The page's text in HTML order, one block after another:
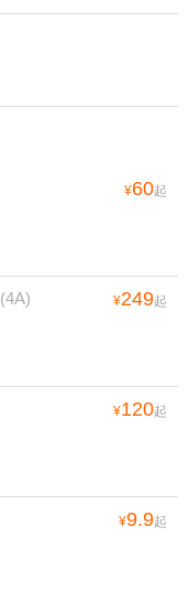
¥60起
(4A) ¥249起
¥120起
¥9.9起